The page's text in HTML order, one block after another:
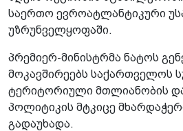
საერთო ევროატლანტიკური
უზრუნველყოფაში.
პრემიერ-მინისტრმა ნატოს
მოკავშირეებს საქართველოს
ტერიტორიული მთლიანობის
პოლიტიკის მტკიცე
გადაუხადა.